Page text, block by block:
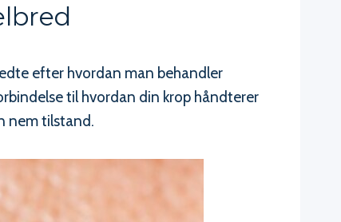
efter hvordan man behandler
til hvordan din krop håndterer
nem tilstand.